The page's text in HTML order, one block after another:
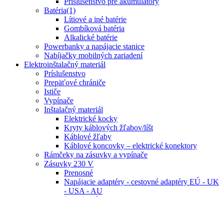
Batéria(1)
Lítiové a iné batérie
Gombíková batéria
Alkalické batérie
Powerbanky a napájacie stanice
Nabíjačky mobilných zariadení
Elektroinštalačný materiál
Príslušenstvo
Prepäťové chrániče
Ističe
Vypínače
Inštalačný materiál
Elektrické kocky
Kryty káblových žľabov/líšt
Káblové žľaby
Káblové koncovky – elektrické konektory
Rámčeky na zásuvky a vypínače
Zásuvky 230 V
Prenosné
Napájacie adaptéry - cestovné adaptéry EÚ - UK
- USA - AU